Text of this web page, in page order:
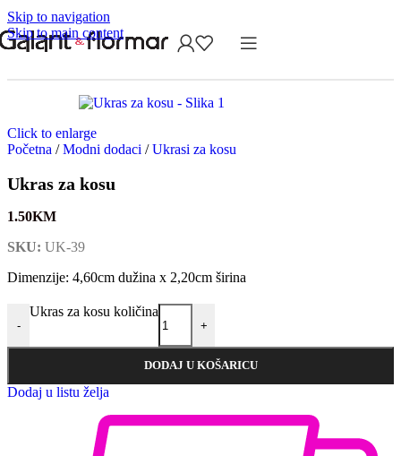
Skip to navigation
Skip to main content
Click to enlarge
Početna / Modni dodaci / Ukrasi za kosu
Ukras za kosu
1.50KM
SKU: UK-39
Dimenzije: 4,60cm dužina x 2,20cm širina
-
Ukras za kosu količina
+
DODAJ U KOŠARICU
Dodaj u listu želja